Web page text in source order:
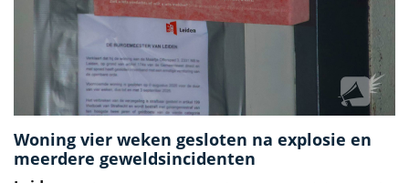
Woning vier weken gesloten na explosie en
meerdere geweldsincidenten